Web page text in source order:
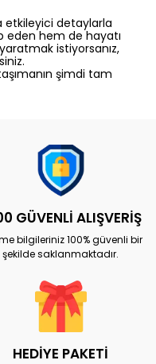
etkileyici detaylarla
hem de hayatı
istiyorsanız,
şimdi tam
GÜVENLİ ALIŞVERİŞ
bilgileriniz 100% güvenli bir
şekilde saklanmaktadır.
HEDİYE PAKETİ